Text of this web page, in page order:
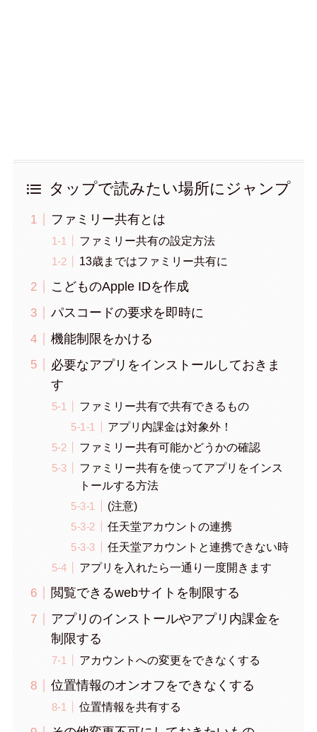
タップで読みたい場所にジャンプ
ファミリー共有とは
ファミリー共有の設定方法
13歳まではファミリー共有に
こどものApple IDを作成
パスコードの要求を即時に
機能制限をかける
必要なアプリをインストールしておきま
す
ファミリー共有で共有できるもの
アプリ内課金は対象外！
ファミリー共有可能かどうかの確認
ファミリー共有を使ってアプリをインス
トールする方法
(注意)
任天堂アカウントの連携
任天堂アカウントと連携できない時
アプリを入れたら一通り一度開きます
閲覧できるwebサイトを制限する
アプリのインストールやアプリ内課金を
制限する
アカウントへの変更をできなくする
位置情報のオンオフをできなくする
位置情報を共有する